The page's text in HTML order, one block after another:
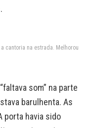
cantoria na estrada. Melhorou
som” na parte
barulhenta. As
porta havia sido